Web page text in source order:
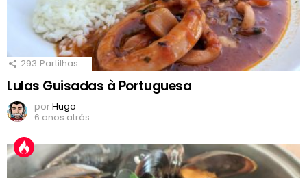
293 Partilhas
Lulas Guisadas à Portuguesa
porHugo
6 anos atrás